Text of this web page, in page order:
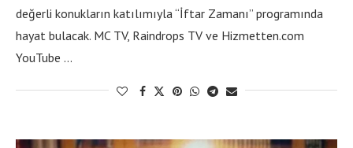
değerli konukların katılımıyla “İftar Zamanı” programında
hayat bulacak. MC TV, Raindrops TV ve Hizmetten.com
YouTube …